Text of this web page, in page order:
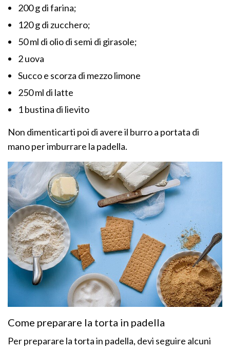
200 g di farina;
120 g di zucchero;
50 ml di olio di semi di girasole;
2 uova
Succo e scorza di mezzo limone
250 ml di latte
1 bustina di lievito
Non dimenticarti poi di avere il burro a portata di
mano per imburrare la padella.
Come preparare la torta in padella
Per preparare la torta in padella, devi seguire alcuni